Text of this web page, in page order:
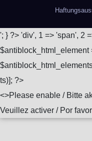
'; } ?> 'div', 1 => 'span', 2
$antiblock_html_element
ts)]; ?>
<>Please enable / Bitte
Veuillez activer / Por